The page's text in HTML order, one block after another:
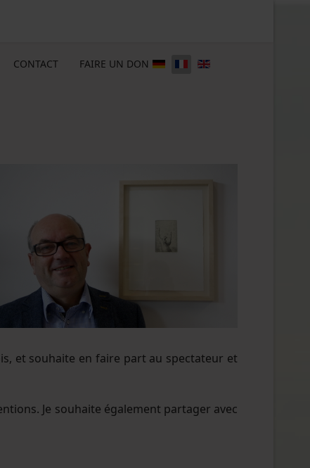
CONTACT FAIRE UN DON
et souhaite en faire part au spectateur et
Je souhaite également partager avec